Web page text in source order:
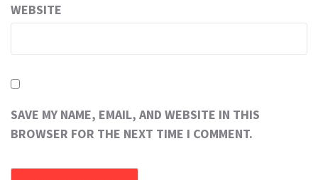
WEBSITE
SAVE MY NAME, EMAIL, AND WEBSITE IN THIS
BROWSER FOR THE NEXT TIME I COMMENT.